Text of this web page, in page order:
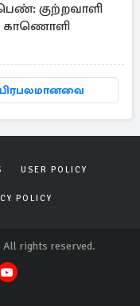
குற்றவாளி
காணொளி
பிரபலமானவை
USER POLICY
POLICY
All rights reserved.